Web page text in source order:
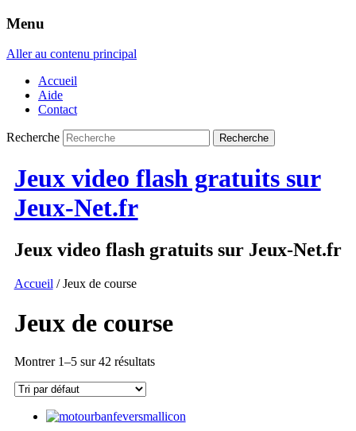
Menu
Aller au contenu principal
Accueil
Aide
Contact
Recherche
Jeux video flash gratuits sur
Jeux-Net.fr
Jeux video flash gratuits sur Jeux-Net.fr
Accueil / Jeux de course
Jeux de course
Montrer 1–5 sur 42 résultats